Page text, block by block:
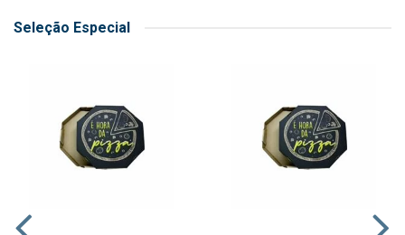
Seleção Especial